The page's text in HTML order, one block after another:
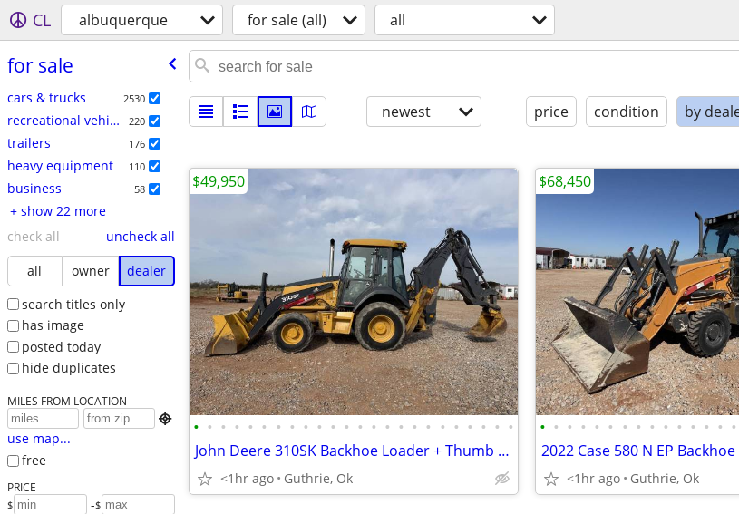
CL albuquerque for sale (all) all
for sale
cars & trucks 2530
recreational vehicles 220
trailers 176
heavy equipment 110
business 58
+ show 22 more
check all
uncheck all
all
owner
dealer
search titles only
has image
posted today
hide duplicates
MILES FROM LOCATION

use map...
free
PRICE
$ -$
newest price condition by
• • • • • • • • • • • • • • • • • • • • • • • •
John Deere 310SK Backhoe Loader + Thumb & Front + Rear Aux Hydraulics
<1hr ago Guthrie, Ok
$49,950
• • • • • • • • • • • • • • •
2022 Case 580 N EP
<1hr ago Guthrie, Ok
$68,450